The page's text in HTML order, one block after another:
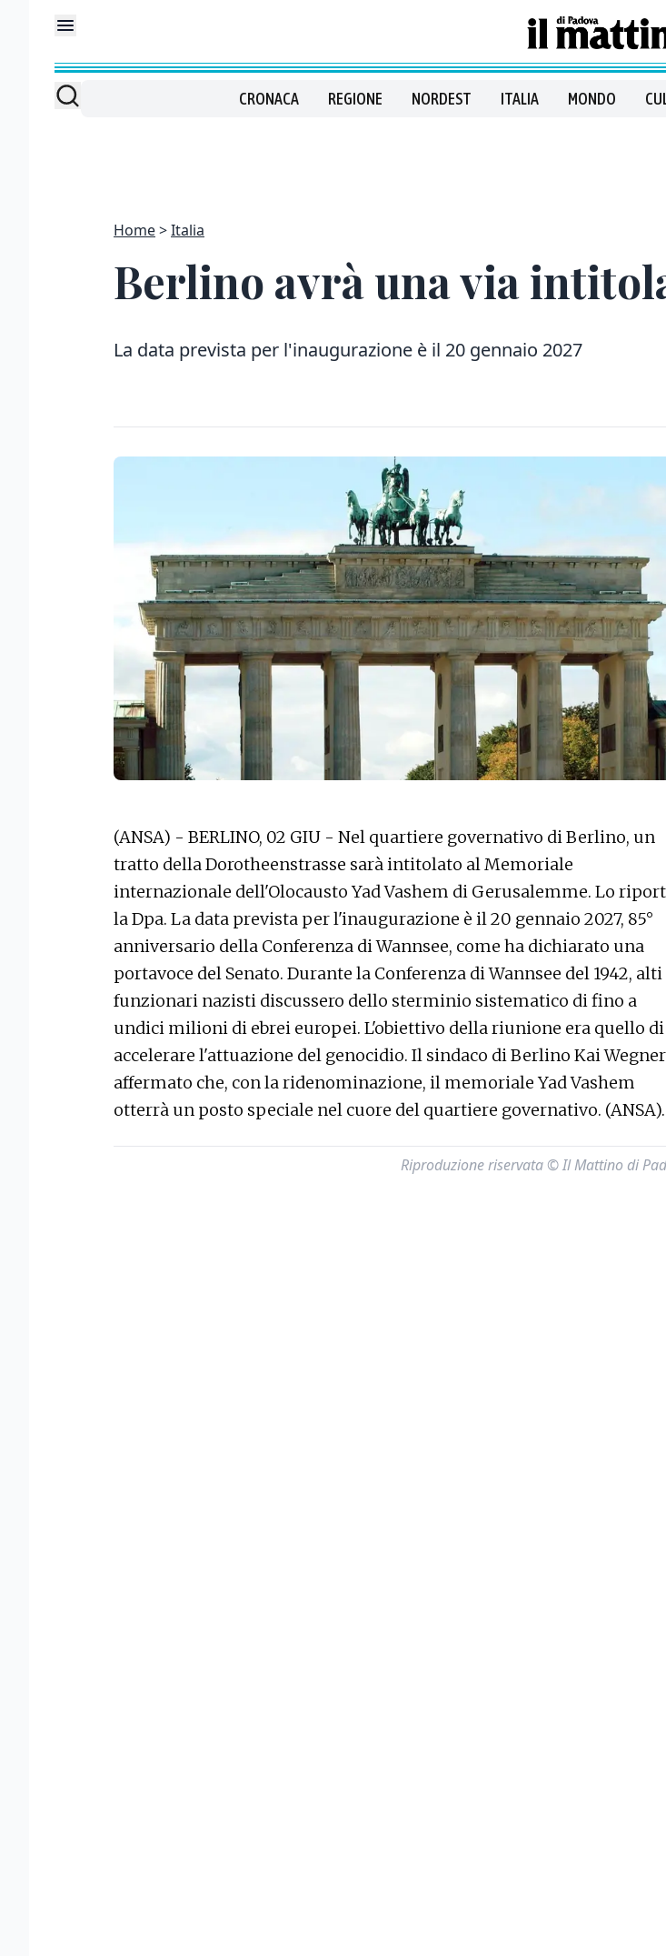
CRONACA REGIONE NORDEST ITALIA MONDO
Home Italia
Berlino avrà una via
La data prevista per l'inaugurazione è il 20 gennaio 2027
(ANSA) - BERLINO, 02 GIU - Nel quartiere governativo di Berlino, un
tratto della Dorotheenstrasse sarà intitolato al Memoriale
internazionale dell'Olocausto Yad Vashem di Gerusalemme. Lo
la Dpa. La data prevista per l'inaugurazione è il 20 gennaio 2027, 85°
anniversario della Conferenza di Wannsee, come ha dichiarato una
portavoce del Senato. Durante la Conferenza di Wannsee del 1942, alti
funzionari nazisti discussero dello sterminio sistematico di fino a
undici milioni di ebrei europei. L'obiettivo della riunione era quello di
accelerare l'attuazione del genocidio. Il sindaco di Berlino Kai
affermato che, con la ridenominazione, il memoriale Yad Vashem
otterrà un posto speciale nel cuore del quartiere governativo. (ANSA).
Riproduzione riservata © Il Mattino di